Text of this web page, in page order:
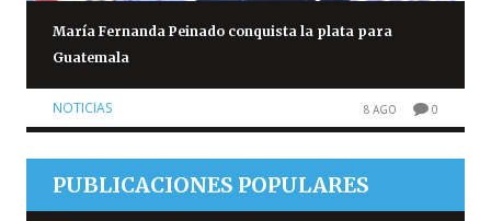
María Fernanda Peinado conquista la plata para
Guatemala
NOTICIAS 8 AGO 0
PUBLICACIONES POPULARES